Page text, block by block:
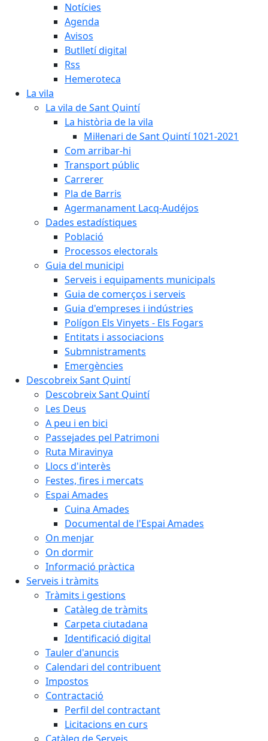
Notícies
Agenda
Avisos
Butlletí digital
Rss
Hemeroteca
La vila
La vila de Sant Quintí
La història de la vila
Mil·lenari de Sant Quintí 1021-2021
Com arribar-hi
Transport públic
Carrerer
Pla de Barris
Agermanament Lacq-Audéjos
Dades estadístiques
Població
Processos electorals
Guia del municipi
Serveis i equipaments municipals
Guia de comerços i serveis
Guia d'empreses i indústries
Polígon Els Vinyets - Els Fogars
Entitats i associacions
Submnistraments
Emergències
Descobreix Sant Quintí
Descobreix Sant Quintí
Les Deus
A peu i en bici
Passejades pel Patrimoni
Ruta Miravinya
Llocs d'interès
Festes, fires i mercats
Espai Amades
Cuina Amades
Documental de l'Espai Amades
On menjar
On dormir
Informació pràctica
Serveis i tràmits
Tràmits i gestions
Catàleg de tràmits
Carpeta ciutadana
Identificació digital
Tauler d'anuncis
Calendari del contribuent
Impostos
Contractació
Perfil del contractant
Licitacions en curs